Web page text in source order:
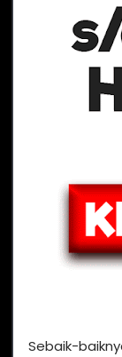
Sebaik-